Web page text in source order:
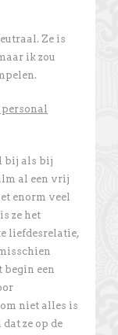
Ze is
ik zou
bij als bij
al een vrij
enorm veel
ze het
liefdesrelatie,
begin een
niet alles is
ze op de